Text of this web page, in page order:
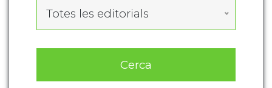
Totes les editorials
Cerca